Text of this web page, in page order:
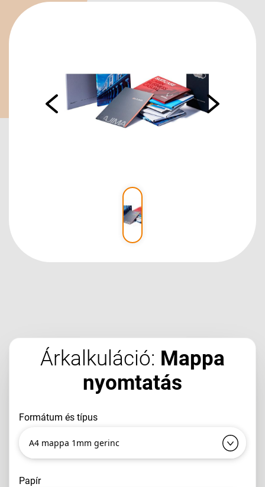
Árkalkuláció: Mappa
nyomtatás
formátum és típus
A4 mappa 1mm gerinc
papír